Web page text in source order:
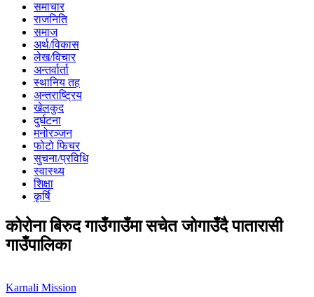
समाचार
राजनिति
समाज
अर्थ/विकास
लेख/विचार
अन्तर्वार्ता
स्थानिय तह
अन्तराष्ट्रिय
खेलकुद
दुर्घटना
मनोरञ्जन
फोटो फिचर
सुचना/प्रविधि
स्वास्थ्य
शिक्षा
कृर्षि
कोरोना बिरुद गाउँगाउँमा सचेत जोगाउँदै पातारासी
गाउँपालिका
Karnali Mission